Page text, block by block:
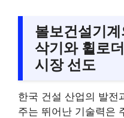
볼보건설기
삭기와 휠로
시장 선도
한국 건설 산업의 발전
주는 뛰어난 기술력은